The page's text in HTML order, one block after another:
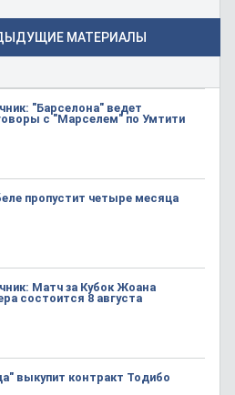
МАТЕРИАЛЫ
"Барселона" ведет
с "Марселем" по Умтити
пропустит четыре месяца
Матч за Кубок Жоана
состоится 8 августа
выкупит контракт Тодибо